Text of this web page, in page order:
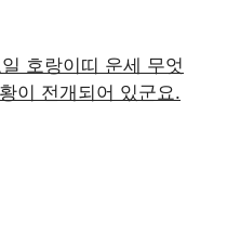
호랑이띠 운세 무엇
이 전개되어 있군요.